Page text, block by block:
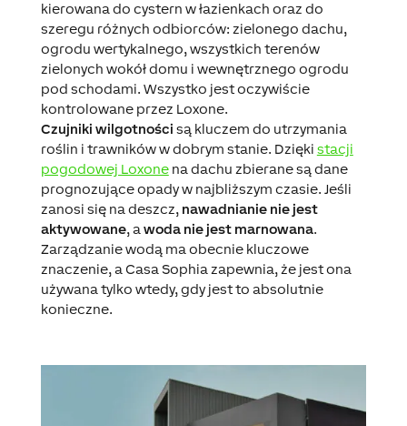
kierowana do cystern w łazienkach oraz do
szeregu różnych odbiorców: zielonego dachu,
ogrodu wertykalnego, wszystkich terenów
zielonych wokół domu i wewnętrznego ogrodu
pod schodami. Wszystko jest oczywiście
kontrolowane przez Loxone.
Czujniki wilgotności są kluczem do utrzymania
roślin i trawników w dobrym stanie. Dzięki stacji
pogodowej Loxonena dachu zbierane są dane
prognozujące opady w najbliższym czasie. Jeśli
zanosi się na deszcz, nawadnianie nie jest
aktywowane, awoda nie jest marnowana.
Zarządzanie wodą ma obecnie kluczowe
znaczenie, a Casa Sophia zapewnia, że jest ona
używana tylko wtedy, gdy jest to absolutnie
konieczne.